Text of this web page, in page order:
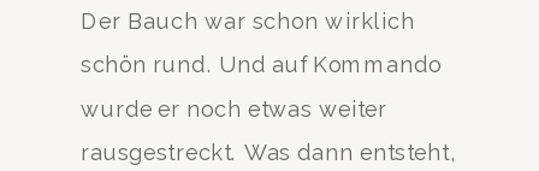
Der Bauch war schon wirklich
schön rund. Und auf Kommando
wurde er noch etwas weiter
rausgestreckt. Was dann entsteht,